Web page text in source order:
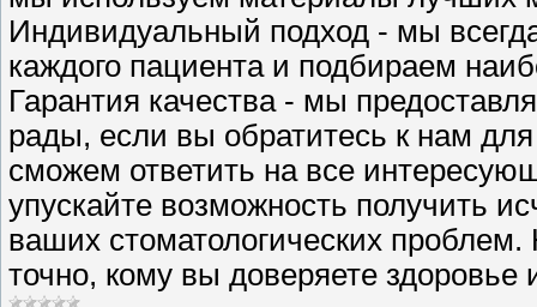
Индивидуальный подход - мы
каждого пациента и подбираем
Гарантия качества - мы
рады, если вы обратитесь к нам
сможем ответить на все
упускайте возможность
ваших стоматологических
точно, кому вы доверяете здоровье